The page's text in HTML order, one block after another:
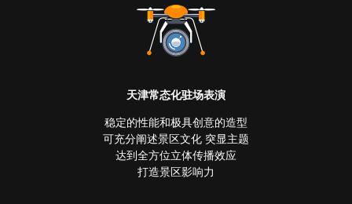
天津常态化驻场表演
稳定的性能和极具创意的造型
可充分阐述景区文化 突显主题
达到全方位立体传播效应
打造景区影响力